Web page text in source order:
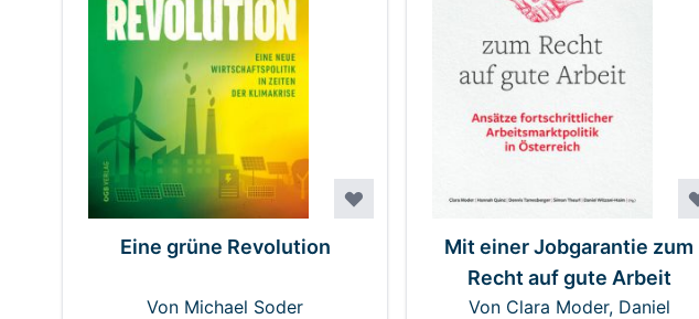
Eine grüne Revolution
Von Michael Soder
Mit einer Jobgarantie zum
Recht auf gute Arbeit
Von Clara Moder, Daniel